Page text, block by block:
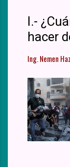
I.-
hacer
Ing. Nemen